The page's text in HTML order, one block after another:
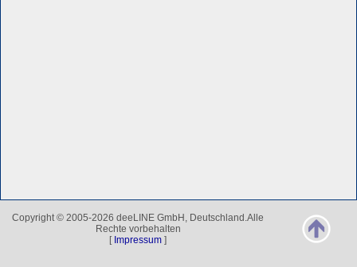
Copyright © 2005-2026 deeLINE GmbH, Deutschland.Alle
Rechte vorbehalten
[ Impressum ]